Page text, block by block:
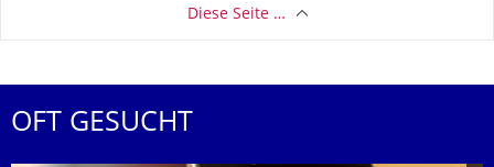
Diese Seite …
OFT GESUCHT